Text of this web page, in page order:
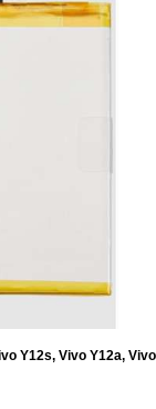
Y12s, Vivo Y12a, Vivo